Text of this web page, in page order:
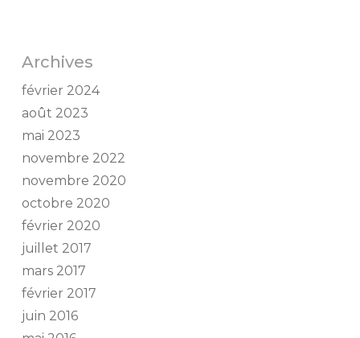
Archives
février 2024
août 2023
mai 2023
novembre 2022
novembre 2020
octobre 2020
février 2020
juillet 2017
mars 2017
février 2017
juin 2016